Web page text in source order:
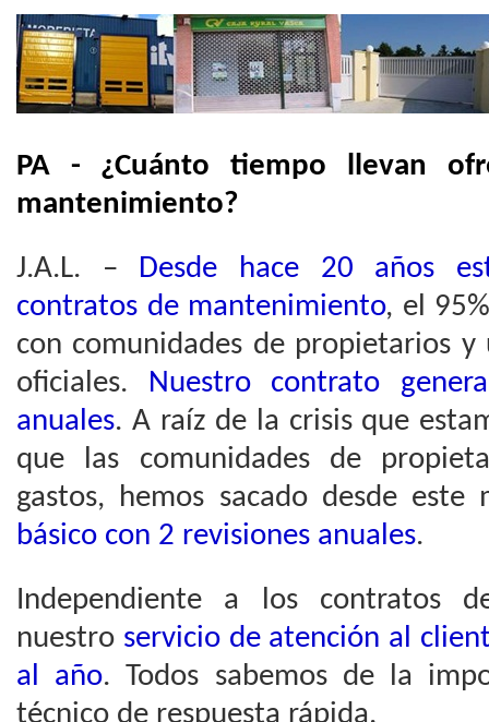
PA - ¿Cuánto tiempo llevan
mantenimiento?
J.A.L. – Desde hace 20 años
contratos de mantenimiento, el
con comunidades de propietarios y
oficiales. Nuestro contrato
anuales. A raíz de la crisis que
que las comunidades de
gastos, hemos sacado desde
básico con 2 revisiones anuales.
Independiente a los contratos
nuestro servicio de atención al
al año. Todos sabemos de la
técnico de respuesta rápida.